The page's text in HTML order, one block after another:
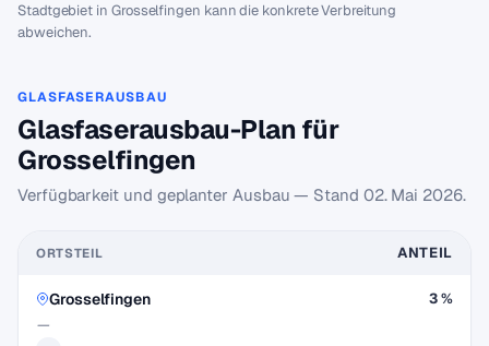
Stadtgebiet in Grosselfingen kann die konkrete Verbreitung
abweichen.
GLASFASERAUSBAU
Glasfaserausbau-Plan für
Grosselfingen
Verfügbarkeit und geplanter Ausbau — Stand 02. Mai 2026.
ORTSTEIL ANTEIL
Grosselfingen
—
3 %